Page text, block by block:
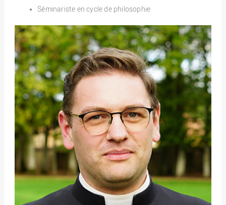
Séminariste en cycle de philosophie